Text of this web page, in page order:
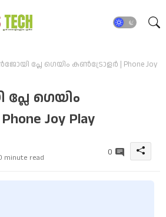
പ്ലേ ഗെയിം കൺട്രോളർ | Phone Joy
ഗെയിം
Joy Play
minute read 0